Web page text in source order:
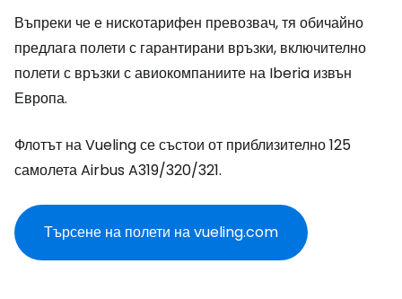
Въпреки че е нискотарифен превозвач, тя обичайно
предлага полети с гарантирани връзки, включително
полети с връзки с авиокомпаниите на Iberia извън
Европа.
Флотът на Vueling се състои от приблизително 125
самолета Airbus A319/320/321.
Търсене на полети на vueling.com